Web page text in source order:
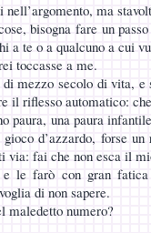
ma
bisogna fare un
a te o a qualcuno a cui
toccasse a me.
di mezzo secolo di vita,
il riflesso automatico:
paura, una paura
d’azzardo, forse
via: fai che non esca il
le farò con gran fatica
di non sapere.
maledetto numero?